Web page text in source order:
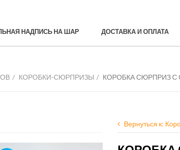
НАДПИСЬ НА ШАР ДОСТАВКА И ОПЛАТА
КОРОБКИ-СЮРПРИЗЫ КОРОБКА СЮРПРИЗ
Вернуться к: